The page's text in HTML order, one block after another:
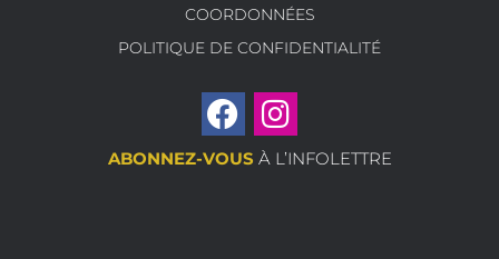
COORDONNÉES
POLITIQUE DE CONFIDENTIALITÉ
ABONNEZ-VOUS À L’INFOLETTRE